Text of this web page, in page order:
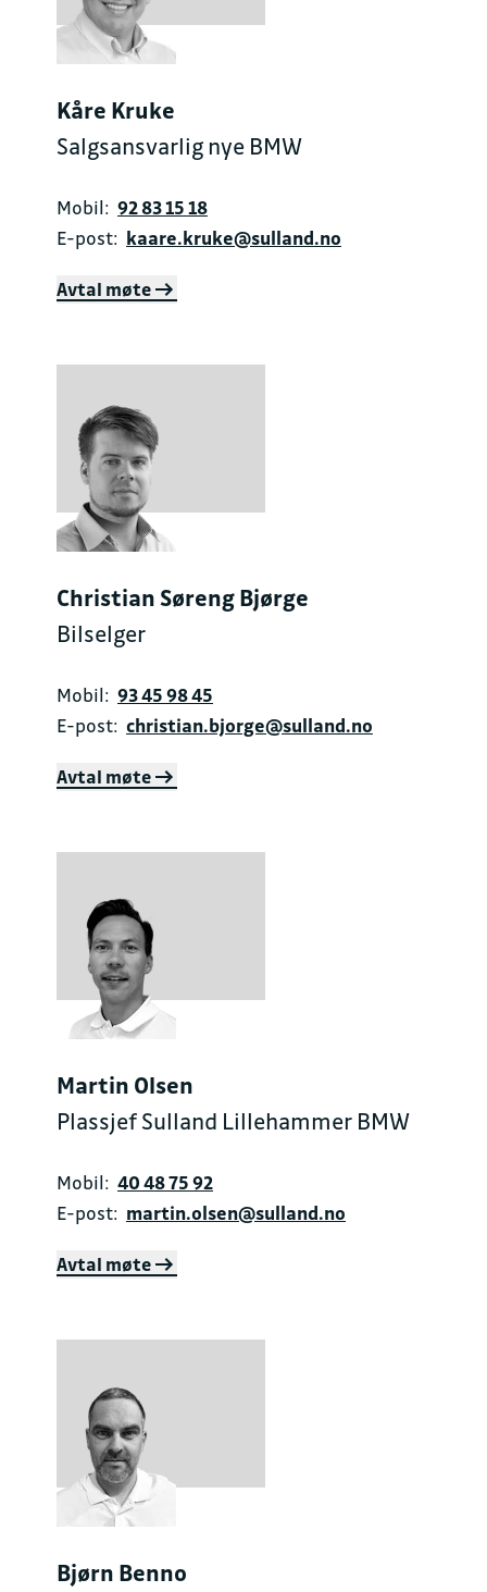
Kåre Kruke
Salgsansvarlig nye BMW
Mobil: 92 83 15 18
E-post: kaare.kruke@sulland.no
Avtal møte
Christian Søreng Bjørge
Bilselger
Mobil: 93 45 98 45
E-post: christian.bjorge@sulland.no
Avtal møte
Martin Olsen
Plassjef Sulland Lillehammer BMW
Mobil: 40 48 75 92
E-post: martin.olsen@sulland.no
Avtal møte
Bjørn Benno